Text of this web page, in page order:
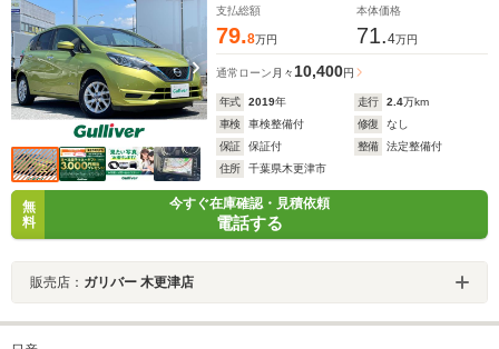
支払総額
79.8万円
本体価格
71.4万円
通常ローン 月々 10,400円
年式 2019年 走行 2.4万km
車検
車検整備付 修復
なし
保証
保証付 整備
法定整備付
住所
千葉県木更津市
無
料
今すぐ在庫確認・見積依頼
電話する
販売店： ガリバー 木更津店